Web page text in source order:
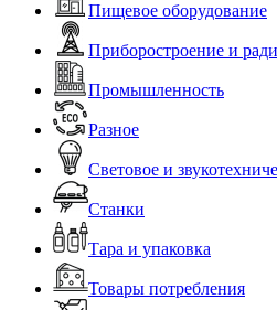
Пищевое оборудование
Приборостроение и
Промышленность
Разное
Световое и
Станки
Тара и упаковка
Товары потребления